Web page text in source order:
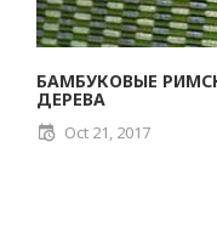
БАМБУКОВЫЕ
ДЕРЕВА
Oct 21, 2017